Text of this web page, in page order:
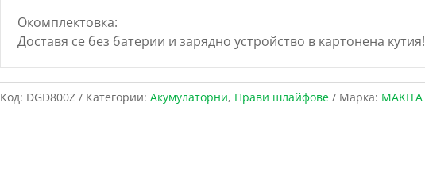
Окомплектовка:
Доставя се без батерии и зарядно устройство в картонена кутия!
Код: DGD800Z Категории: Акумулаторни, Прави шлайфове Марка: MAKITA